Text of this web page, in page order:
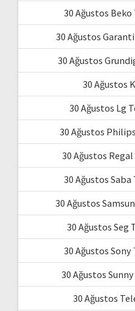
30 Ağustos
30 Ağustos
30 Ağustos
30 Ağustos
30 Ağustos Lg
30 Ağustos
30 Ağustos
30 Ağustos
30 Ağustos
30 Ağustos Seg
30 Ağustos
30 Ağustos
30 Ağustos